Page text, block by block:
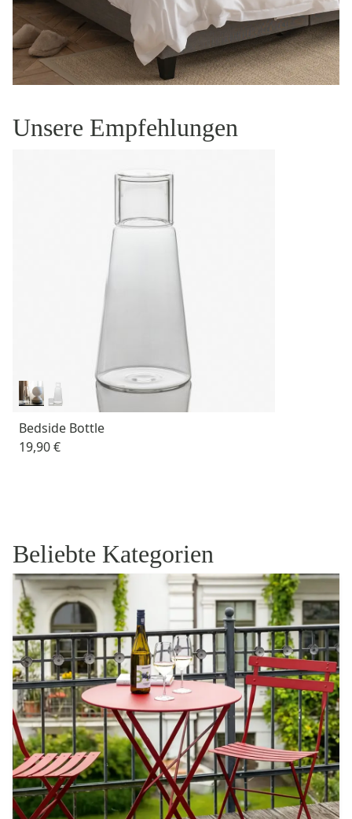
Unsere Empfehlungen
Bedside Bottle
19,90 €
Beliebte Kategorien